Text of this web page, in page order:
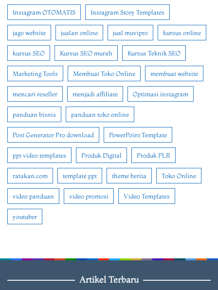
Instagram OTOMATIS Instagram Story Templates
jago website jualan online jual muvipro kursus online
kursus SEO Kursus SEO murah Kursus Teknik SEO
Marketing Tools Membuat Toko Online membuat website
mencari reseller menjadi affiliate Optimasi instagram
panduan bisnis panduan toko online
Post Generator Pro download PowerPoint Template
ppt video templates Produk Digital Produk PLR
ratakan.com template ppt theme berita Toko Online
video panduan video promosi Video Templates
youtuber
Artikel Terbaru